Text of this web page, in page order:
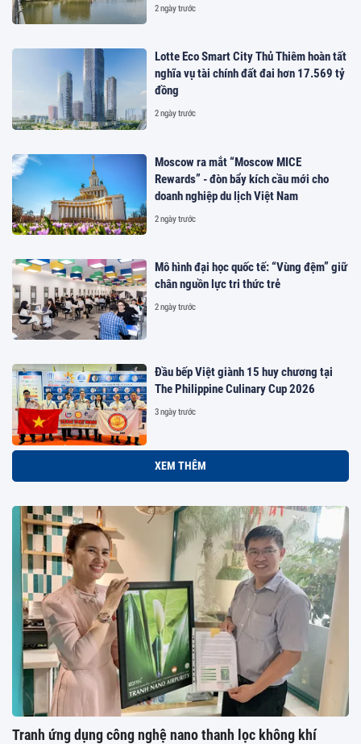
2 ngày trước
Lotte Eco Smart City Thủ Thiêm hoàn tất
nghĩa vụ tài chính đất đai hơn 17.569 tỷ
đồng
2 ngày trước
Moscow ra mắt “Moscow MICE
Rewards” - đòn bẩy kích cầu mới cho
doanh nghiệp du lịch Việt Nam
2 ngày trước
Mô hình đại học quốc tế: “Vùng đệm” giữ
chân nguồn lực tri thức trẻ
2 ngày trước
Đầu bếp Việt giành 15 huy chương tại
The Philippine Culinary Cup 2026
3 ngày trước
XEM THÊM
Tranh ứng dụng công nghệ nano thanh lọc không khí